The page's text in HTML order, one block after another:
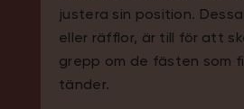
justera sin position.
eller räfflor, är till för att
grepp om de fästen som
tänder.